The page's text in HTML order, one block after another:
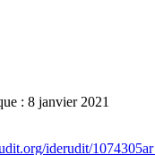
: 8 janvier 2021
iderudit/1074305ar